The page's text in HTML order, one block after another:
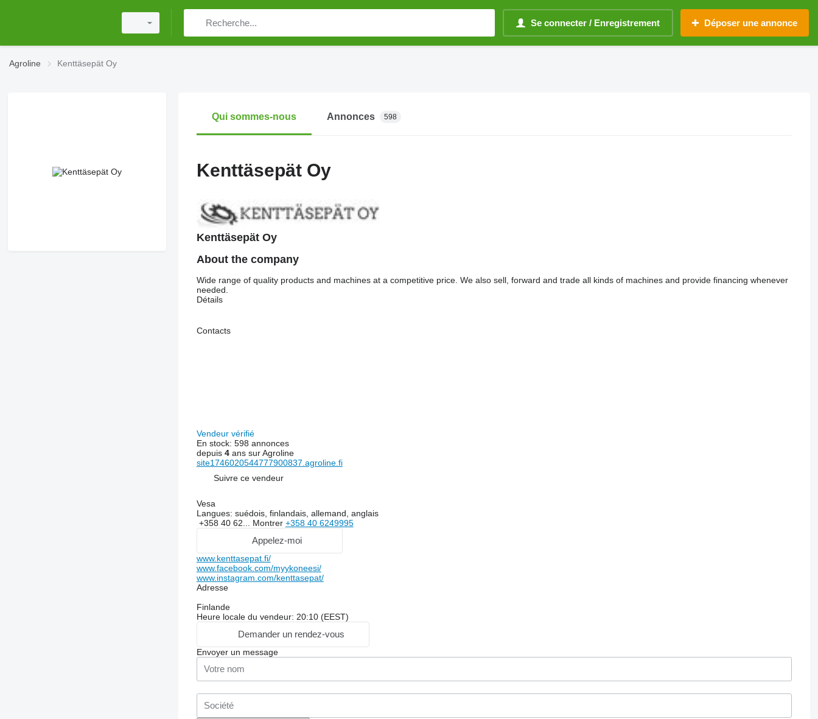
Se connecter / Enregistrement Déposer une annonce
Agroline Kenttäsepät Oy
Qui sommes-nous Annonces 598
Kenttäsepät Oy
Kenttäsepät Oy
About the company
Wide range of quality products and machines at a competitive price. We also sell, forward and trade all kinds of machines and provide financing whenever
needed.
Détails
Contacts
Vendeur vérifié
En stock: 598 annonces
depuis 4ans sur Agroline
site1746020544777900837.agroline.fi
Suivre ce vendeur
Vesa
Langues: suédois, finlandais, allemand, anglais
+358 40 62... Montrer +358 40 6249995
Appelez-moi
www.kenttasepat.fi/
www.facebook.com/myykoneesi/
www.instagram.com/kenttasepat/
Adresse
Finlande
Heure locale du vendeur: 20:10 (EEST)
Demander un rendez-vous
Envoyer un message